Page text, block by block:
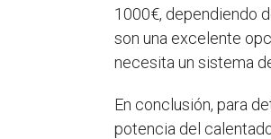
1000€, dependiendo
son una excelente
necesita un sistema
En conclusión, para
potencia del